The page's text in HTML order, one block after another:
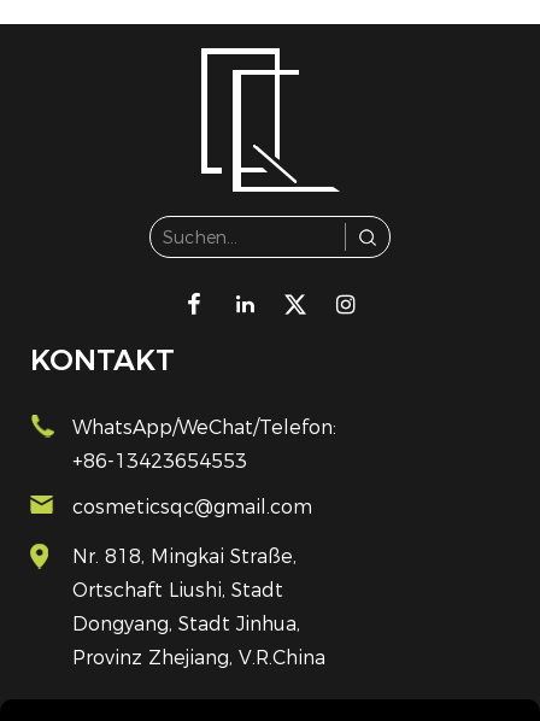
KONTAKT
WhatsApp/WeChat/Telefon:
+86-13423654553
cosmeticsqc@gmail.com
Nr. 818, Mingkai Straße,
Ortschaft Liushi, Stadt
Dongyang, Stadt Jinhua,
Provinz Zhejiang, V.R.China